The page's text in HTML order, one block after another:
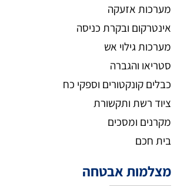
מערכות אזעקה
אינטרקום ובקרת כניסה
מערכות גילוי אש
סטריאו והגברה
כבלים קונקטורים וספקי כח
ציוד רשת ותקשורת
מקרנים ומסכים
בית חכם
מצלמות אבטחה